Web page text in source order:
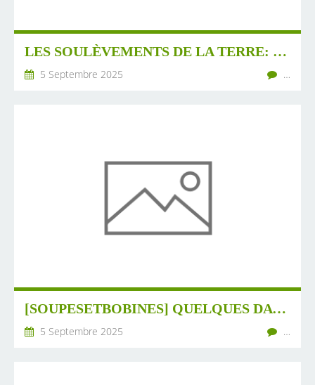
LES SOULÈVEMENTS DE LA TERRE: 10 SEPTEMBRE : TOUT BLOQUER ET BIEN VISER.
5 Septembre 2025 …
[SOUPESETBOBINES] QUELQUES DATES ET INFORMATIONS D'ICI ET D'AILLEURS (#17 -2025)
5 Septembre 2025 …